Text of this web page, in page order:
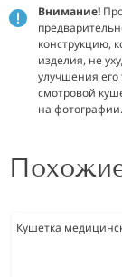
Внимание!
конструкцию,
изделия, не
улучшения его
смотровой
на фотографии.
Кушетка